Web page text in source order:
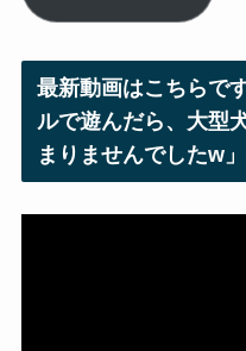
ア
ス
最新動画はこちらで
ルで遊んだら、大型
まりませんでしたw